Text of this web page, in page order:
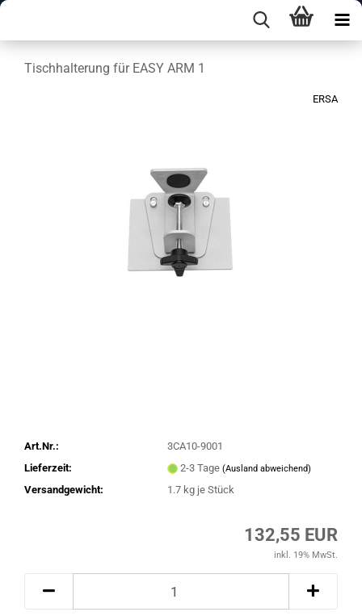
Tischhalterung für EASY ARM 1
ERSA
Art.Nr.:
3CA10-9001
Lieferzeit:
2-3 Tage (Ausland abweichend)
Versandgewicht: 1.7kg je Stück
132,55 EUR
inkl. 19% MwSt.